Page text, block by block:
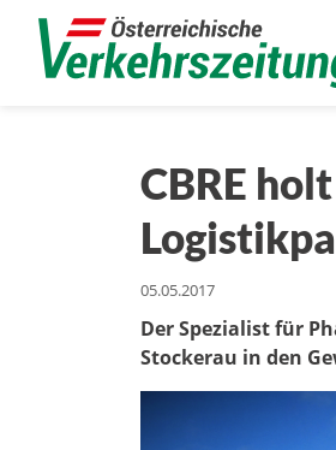
CBRE
05.05.2017
Der Spezialist für
Stockerau in den